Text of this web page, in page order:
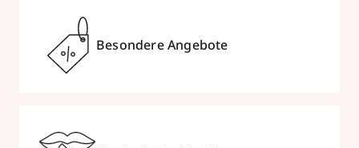
Besondere Angebote